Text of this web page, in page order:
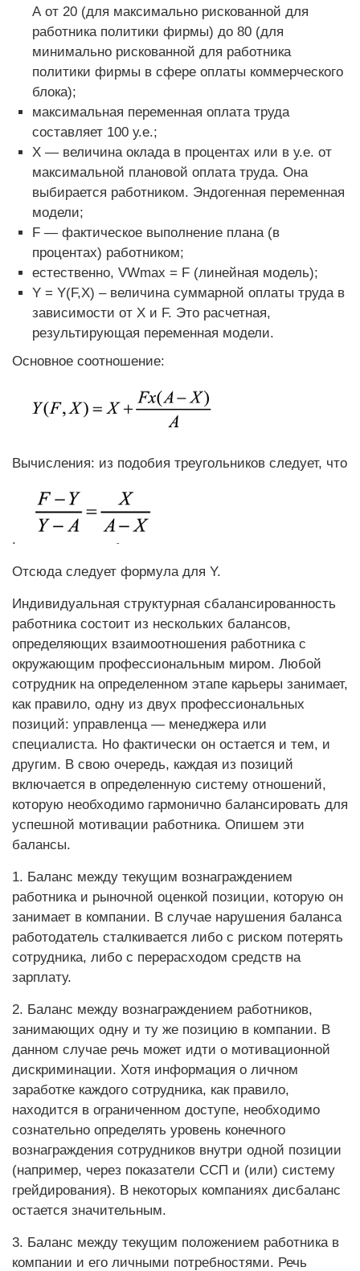
А от 20 (для максимально рискованной для
работника политики фирмы) до 80 (для
минимально рискованной для работника
политики фирмы в сфере оплаты коммерческого
блока);
максимальная переменная оплата труда
составляет 100 у.е.;
Х — величина оклада в процентах или в у.е. от
максимальной плановой оплата труда. Она
выбирается работником. Эндогенная переменная
модели;
F — фактическое выполнение плана (в
процентах) работником;
естественно, VWmax = F (линейная модель);
Y = Y(F,X) – величина суммарной оплаты труда в
зависимости от Х и F. Это расчетная,
результирующая переменная модели.
Основное соотношение:
Вычисления: из подобия треугольников следует, что
.
Отсюда следует формула для Y.
Индивидуальная структурная сбалансированность
работника состоит из нескольких балансов,
определяющих взаимоотношения работника с
окружающим профессиональным миром. Любой
сотрудник на определенном этапе карьеры занимает,
как правило, одну из двух профессиональных
позиций: управленца — менеджера или
специалиста. Но фактически он остается и тем, и
другим. В свою очередь, каждая из позиций
включается в определенную систему отношений,
которую необходимо гармонично балансировать для
успешной мотивации работника. Опишем эти
балансы.
1. Баланс между текущим вознаграждением
работника и рыночной оценкой позиции, которую он
занимает в компании. В случае нарушения баланса
работодатель сталкивается либо с риском потерять
сотрудника, либо с перерасходом средств на
зарплату.
2. Баланс между вознаграждением работников,
занимающих одну и ту же позицию в компании. В
данном случае речь может идти о мотивационной
дискриминации. Хотя информация о личном
заработке каждого сотрудника, как правило,
находится в ограниченном доступе, необходимо
сознательно определять уровень конечного
вознаграждения сотрудников внутри одной позиции
(например, через показатели ССП и (или) систему
грейдирования). В некоторых компаниях дисбаланс
остается значительным.
3. Баланс между текущим положением работника в
компании и его личными потребностями. Речь